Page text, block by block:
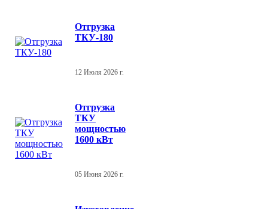
Отгрузка
ТКУ-180
12 Июля 2026 г.
Отгрузка
ТКУ
мощностью
1600 кВт
05 Июня 2026 г.